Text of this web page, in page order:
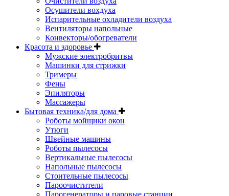
Осушители вохдуха
Испарительные охладители воздуха
Вентиляторы напольные
Конвекторы/обогреватели
Красота и здоровье
Мужские электробритвы
Машинки для стрижки
Тримеры
Фены
Эпиляторы
Массажеры
Бытовая техника/для дома
Роботы мойщики окон
Утюги
Швейные машины
Роботы пылесосы
Вертикальные пылесосы
Напольные пылесосы
Стоительные пылесосы
Пароочистители
Парогенераторы и паровые станции